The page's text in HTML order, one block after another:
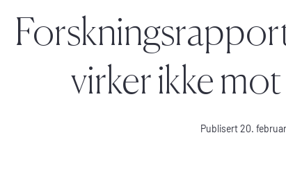
virker ikke
Publisert 20.